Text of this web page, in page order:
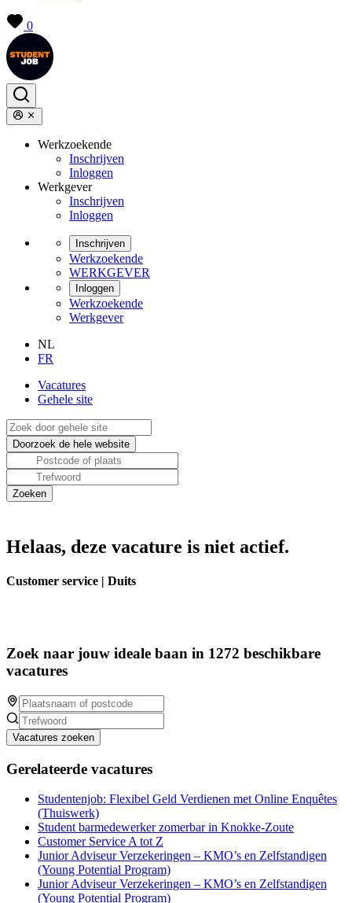
0
Werkzoekende
Inschrijven
Inloggen
Werkgever
Inschrijven
Inloggen
Inschrijven
Werkzoekende
WERKGEVER
Inloggen
Werkzoekende
Werkgever
NL
FR
Vacatures
Gehele site
Helaas, deze vacature is niet actief.
Customer service | Duits
Zoek naar jouw ideale baan in 1272 beschikbare
vacatures
Vacatures zoeken
Gerelateerde vacatures
Studentenjob: Flexibel Geld Verdienen met Online Enquêtes
(Thuiswerk)
Student barmedewerker zomerbar in Knokke-Zoute
Customer Service A tot Z
Junior Adviseur Verzekeringen – KMO’s en Zelfstandigen
(Young Potential Program)
Junior Adviseur Verzekeringen – KMO’s en Zelfstandigen
(Young Potential Program)